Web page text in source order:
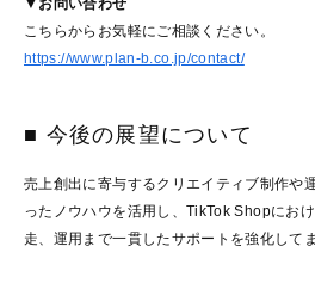
▼お問い合わせ
こちらからお気軽にご相談ください。
https://www.plan-b.co.jp/contact/
■ 今後の展望について
売上創出に寄与するクリエイティブ制作や
ったノウハウを活用し、TikTok Shopにお
走、運用まで一貫したサポートを強化して